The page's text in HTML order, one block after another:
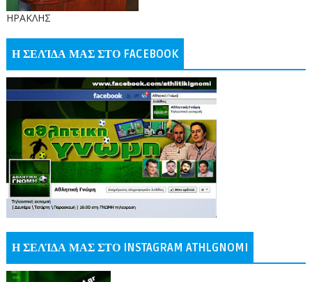
ΗΡΑΚΛΗΣ
Η ΣΕΛΊΔΑ ΜΑΣ ΣΤΟ FACEBOOK
Η ΣΕΛΊΔΑ ΜΑΣ ΣΤΟ INSTAGRAM ATHLGNOMI